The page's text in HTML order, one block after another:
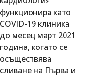
функционира като
COVID-19 клиника
до месец март 2021
година, когато се
осъществява
сливане на Първа и